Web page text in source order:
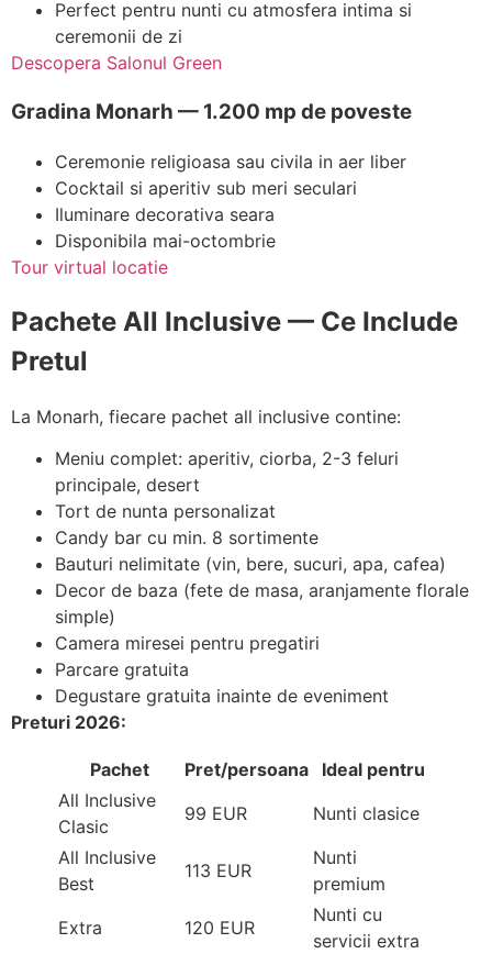
Perfect pentru nunti cu atmosfera intima si
ceremonii de zi
Descopera Salonul Green
Gradina Monarh — 1.200 mp de poveste
Ceremonie religioasa sau civila in aer liber
Cocktail si aperitiv sub meri seculari
Iluminare decorativa seara
Disponibila mai-octombrie
Tour virtual locatie
Pachete All Inclusive — Ce Include
Pretul
La Monarh, fiecare pachet all inclusive contine:
Meniu complet: aperitiv, ciorba, 2-3 feluri
principale, desert
Tort de nunta personalizat
Candy bar cu min. 8 sortimente
Bauturi nelimitate (vin, bere, sucuri, apa, cafea)
Decor de baza (fete de masa, aranjamente florale
simple)
Camera miresei pentru pregatiri
Parcare gratuita
Degustare gratuita inainte de eveniment
Preturi 2026:
Pachet Pret/persoana
Ideal pentru
All Inclusive
Clasic
99 EUR
Nunti clasice
All Inclusive
Best
113 EUR
Nunti
premium
Extra
120 EUR
Nunti cu
servicii extra